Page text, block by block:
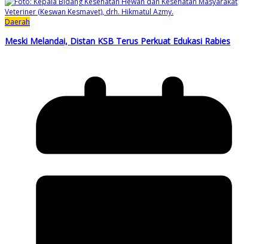
Daerah
Meski Melandai, Distan KSB Terus Perkuat Edukasi Rabies